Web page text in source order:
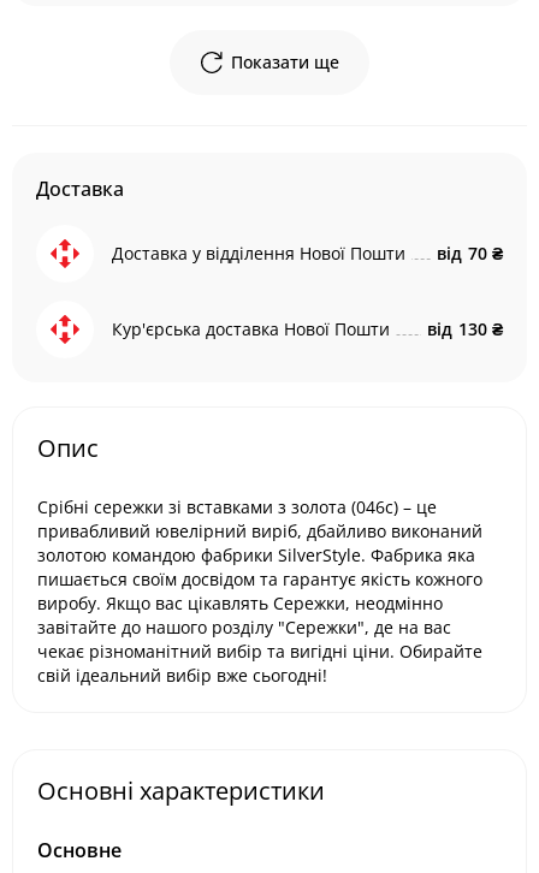
Показати ще
Доставка
Доставка у відділення Нової Пошти від 70 ₴
Кур'єрська доставка Нової Пошти від 130 ₴
Опис
Срібні сережки зі вставками з золота (046с) – це
привабливий ювелірний виріб, дбайливо виконаний
золотою командою фабрики SilverStyle. Фабрика яка
пишається своїм досвідом та гарантує якість кожного
виробу. Якщо вас цікавлять Сережки, неодмінно
завітайте до нашого розділу "Сережки", де на вас
чекає різноманітний вибір та вигідні ціни. Обирайте
свій ідеальний вибір вже сьогодні!
Основні характеристики
Основне